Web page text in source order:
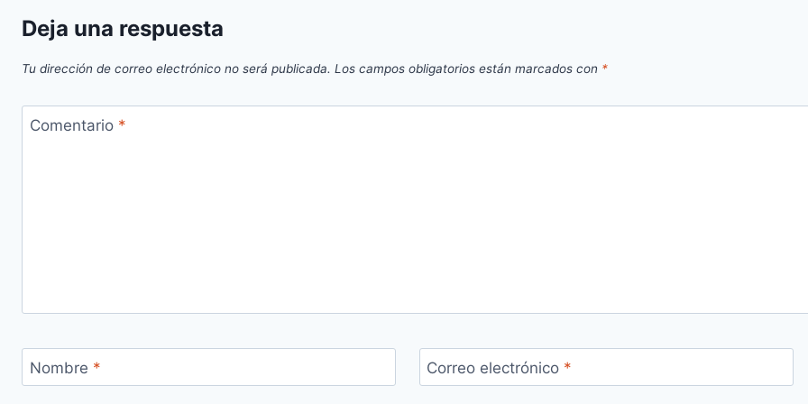
Deja una respuesta
Tu dirección de correo electrónico no será publicada. Los campos obligatorios están marcados con *
Comentario *
Nombre * Correo electrónico *